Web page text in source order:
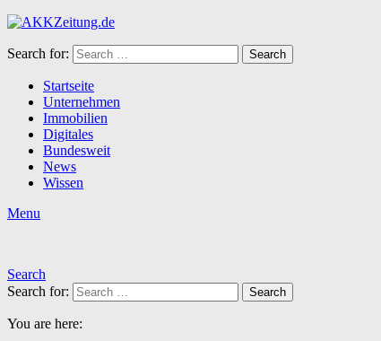
Search for: Search
Startseite
Unternehmen
Immobilien
Digitales
Bundesweit
News
Wissen
Menu
Search
Search for:
Search
You are here: